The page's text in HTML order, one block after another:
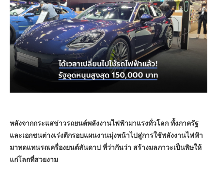
หลังจากกระแสข่าวรถยนต์พลังงานไฟฟ้ามาแรงทั่วโลก ทั้งภาครัฐ
และเอกชนต่างเร่งตีกรอบแผนงานมุ่งหน้าไปสู่การใช้พลังงานไฟฟ้า
มาทดแทนรถเครื่องยนต์สันดาป ที่ว่ากันว่า สร้างมลภาวะเป็นพิษให้
แก่โลกที่สวยงาม